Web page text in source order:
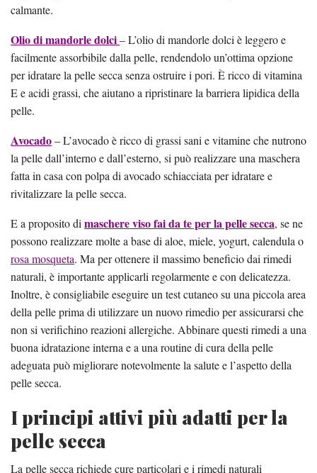
calmante.
Olio di mandorle dolci– L’olio di mandorle dolci è leggero e
facilmente assorbibile dalla pelle, rendendolo un’ottima opzione
per idratare la pelle secca senza ostruire i pori. È ricco di vitamina
E e acidi grassi, che aiutano a ripristinare la barriera lipidica della
pelle.
Avocado– L’avocado è ricco di grassi sani e vitamine che nutrono
la pelle dall’interno e dall’esterno, si può realizzare una maschera
fatta in casa con polpa di avocado schiacciata per idratare e
rivitalizzare la pelle secca.
E a proposito di maschere viso fai da te per la pelle secca, se ne
possono realizzare molte a base di aloe, miele, yogurt, calendula o
rosa mosqueta. Ma per ottenere il massimo beneficio dai rimedi
naturali, è importante applicarli regolarmente e con delicatezza.
Inoltre, è consigliabile eseguire un test cutaneo su una piccola area
della pelle prima di utilizzare un nuovo rimedio per assicurarsi che
non si verifichino reazioni allergiche. Abbinare questi rimedi a una
buona idratazione interna e a una routine di cura della pelle
adeguata può migliorare notevolmente la salute e l’aspetto della
pelle secca.
I principi attivi più adatti per la
pelle secca
La pelle secca richiede cure particolari e i rimedi naturali